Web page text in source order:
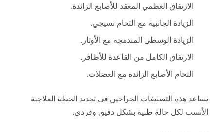
الارتفاق العظمي المعقد للأصابع الزائدة.
الزيادة الجانبية مع التحام نسيجي.
الزيادة الوسطى المندمجة مع الأوتار.
الارتفاق الكامل من القاعدة للأظافر.
التحام الأصابع الزائدة مع العضلات.
تساعد هذه التصنيفات الجراحين في تحديد الخطة العلاجية
الأنسب لكل حالة طبية بشكل دقيق وفردي.